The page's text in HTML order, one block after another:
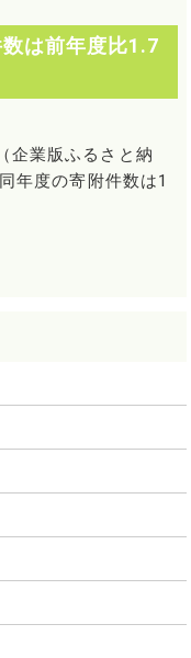
は前年度比1.7
企業版ふるさと納
年度の寄附件数は1